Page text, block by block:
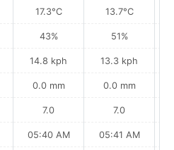
17.3°C
43%
14.8 kph
0.0 mm
7.0
05:40 AM
13.7°C
51%
13.3 kph
0.0 mm
7.0
05:41 AM